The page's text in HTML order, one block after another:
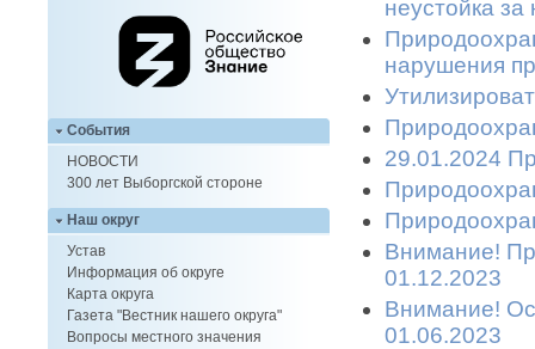
События
НОВОСТИ
300 лет Выборгской стороне
Наш округ
Устав
Информация об округе
Карта округа
Газета "Вестник нашего округа"
Вопросы местного значения
неустойка
нарушения
29.01.2024
Внимание!
01.12.2023
Внимание!
01.06.2023